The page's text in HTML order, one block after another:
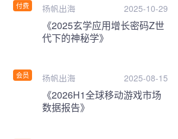
付费 扬帆出海 2025-10-29
会员
《2025玄学应用增长密码Z世
代下的神秘学》
扬帆出海 2025-08-15
《2026H1全球移动游戏市场
数据报告》